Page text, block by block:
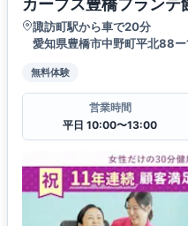
カーブス豊橋フランテ
諏訪町駅から車で20分
愛知県豊橋市中野町平北88
無料体験
営業時間
平日 10:00〜13:00